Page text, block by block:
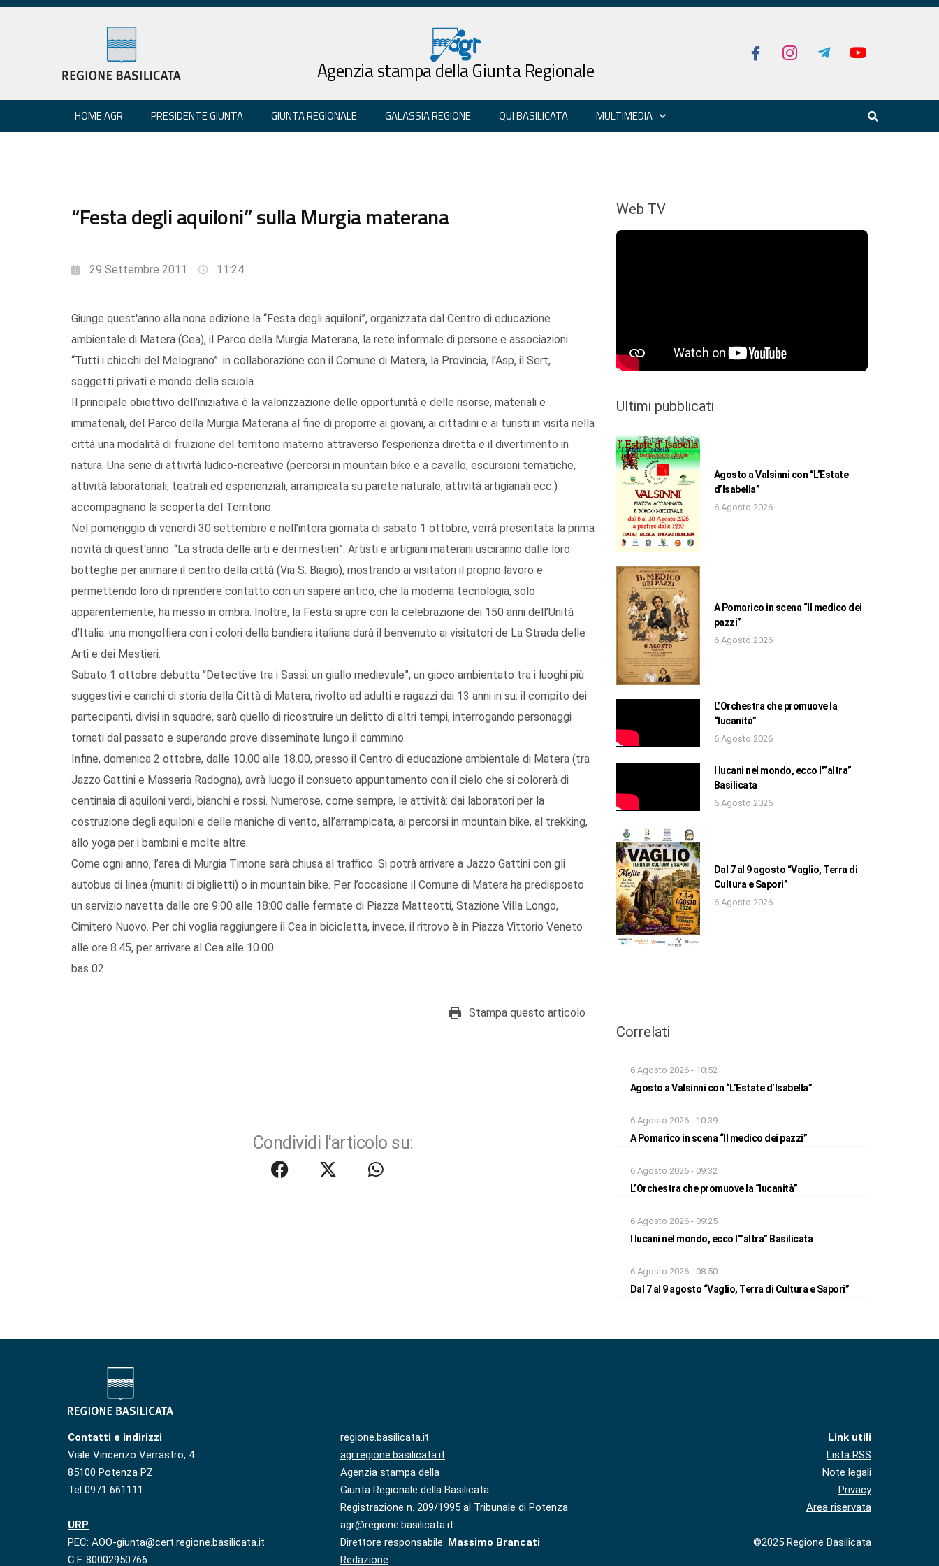
Agenzia stampa della Giunta Regionale
HOME AGR PRESIDENTE GIUNTA GIUNTA REGIONALE GALASSIA REGIONE QUI BASILICATA MULTIMEDIA
“Festa degli aquiloni” sulla Murgia materana
29 Settembre 2011 11:24
Giunge quest'anno alla nona edizione la “Festa degli aquiloni”, organizzata dal Centro di educazione
ambientale di Matera (Cea), il Parco della Murgia Materana, la rete informale di persone e associazioni
“Tutti i chicchi del Melograno”. in collaborazione con il Comune di Matera, la Provincia, l'Asp, il Sert,
soggetti privati e mondo della scuola.
Il principale obiettivo dell’iniziativa è la valorizzazione delle opportunità e delle risorse, materiali e
immateriali, del Parco della Murgia Materana al fine di proporre ai giovani, ai cittadini e ai turisti in visita nella
città una modalità di fruizione del territorio materno attraverso l’esperienza diretta e il divertimento in
natura. Una serie di attività ludico-ricreative (percorsi in mountain bike e a cavallo, escursioni tematiche,
attività laboratoriali, teatrali ed esperienziali, arrampicata su parete naturale, attività artigianali ecc.)
accompagnano la scoperta del Territorio.
Nel pomeriggio di venerdì 30 settembre e nell’intera giornata di sabato 1 ottobre, verrà presentata la prima
novità di quest'anno: “La strada delle arti e dei mestieri”. Artisti e artigiani materani usciranno dalle loro
botteghe per animare il centro della città (Via S. Biagio), mostrando ai visitatori il proprio lavoro e
permettendo loro di riprendere contatto con un sapere antico, che la moderna tecnologia, solo
apparentemente, ha messo in ombra. Inoltre, la Festa si apre con la celebrazione dei 150 anni dell’Unità
d’Italia: una mongolfiera con i colori della bandiera italiana darà il benvenuto ai visitatori de La Strada delle
Arti e dei Mestieri.
Sabato 1 ottobre debutta “Detective tra i Sassi: un giallo medievale”, un gioco ambientato tra i luoghi più
suggestivi e carichi di storia della Città di Matera, rivolto ad adulti e ragazzi dai 13 anni in su: il compito dei
partecipanti, divisi in squadre, sarà quello di ricostruire un delitto di altri tempi, interrogando personaggi
tornati dal passato e superando prove disseminate lungo il cammino.
Infine, domenica 2 ottobre, dalle 10.00 alle 18.00, presso il Centro di educazione ambientale di Matera (tra
Jazzo Gattini e Masseria Radogna), avrà luogo il consueto appuntamento con il cielo che si colorerà di
centinaia di aquiloni verdi, bianchi e rossi. Numerose, come sempre, le attività: dai laboratori per la
costruzione degli aquiloni e delle maniche di vento, all’arrampicata, ai percorsi in mountain bike, al trekking,
allo yoga per i bambini e molte altre.
Come ogni anno, l’area di Murgia Timone sarà chiusa al traffico. Si potrà arrivare a Jazzo Gattini con gli
autobus di linea (muniti di biglietti) o in mountain bike. Per l’occasione il Comune di Matera ha predisposto
un servizio navetta dalle ore 9:00 alle 18:00 dalle fermate di Piazza Matteotti, Stazione Villa Longo,
Cimitero Nuovo. Per chi voglia raggiungere il Cea in bicicletta, invece, il ritrovo è in Piazza Vittorio Veneto
alle ore 8.45, per arrivare al Cea alle 10.00.
bas 02
Stampa questo articolo
Condividi l'articolo su:
Web TV
Ultimi pubblicati
Agosto a Valsinni con “L’Estate
d’Isabella”
6 Agosto 2026
A Pomarico in scena “Il medico dei
pazzi”
6 Agosto 2026
L’Orchestra che promuove la
“lucanità”
6 Agosto 2026
I lucani nel mondo, ecco l'”altra”
Basilicata
6 Agosto 2026
Dal 7 al 9 agosto “Vaglio, Terra di
Cultura e Sapori”
6 Agosto 2026
Correlati
6 Agosto 2026 - 10:52
Agosto a Valsinni con “L’Estate d’Isabella”
6 Agosto 2026 - 10:39
A Pomarico in scena “Il medico dei pazzi”
6 Agosto 2026 - 09:32
L’Orchestra che promuove la “lucanità”
6 Agosto 2026 - 09:25
I lucani nel mondo, ecco l'”altra” Basilicata
6 Agosto 2026 - 08:50
Dal 7 al 9 agosto “Vaglio, Terra di Cultura e Sapori”
Contatti e indirizzi
Viale Vincenzo Verrastro, 4
85100 Potenza PZ
Tel 0971 661111
URP
PEC: AOO-giunta@cert.regione.basilicata.it
C.F. 80002950766
regione.basilicata.it
agr.regione.basilicata.it
Agenzia stampa della
Giunta Regionale della Basilicata
Registrazione n. 209/1995 al Tribunale di Potenza
agr@regione.basilicata.it
Direttore responsabile: Massimo Brancati
Redazione
Link utili
Lista RSS
Note legali
Privacy
Area riservata
©2025 Regione Basilicata